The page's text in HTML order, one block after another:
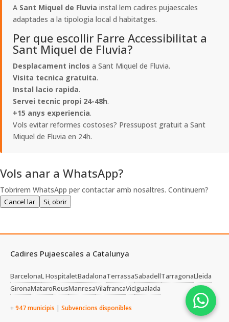
A Sant Miquel de Fluvia instal lem cadires pujaescales
adaptades a la tipologia local d habitatges.
Per que escollir Farre Accessibilitat a
Sant Miquel de Fluvia?
Desplacament inclos a Sant Miquel de Fluvia.
Visita tecnica gratuita.
Instal lacio rapida.
Servei tecnic propi 24-48h.
+15 anys experiencia.
Vols evitar reformes costoses? Pressupost gratuit a Sant
Miquel de Fluvia en 24h.
Vols anar a WhatsApp?
Tobrirem WhatsApp per contactar amb nosaltres. Continuem?
Cancel lar Si, obrir
Cadires Pujaescales a Catalunya
BarcelonaL HospitaletBadalonaTerrassaSabadellTarragonaLleida
GironaMataroReusManresaVilafrancaVicIgualada
+947 municipis | Subvencions disponibles